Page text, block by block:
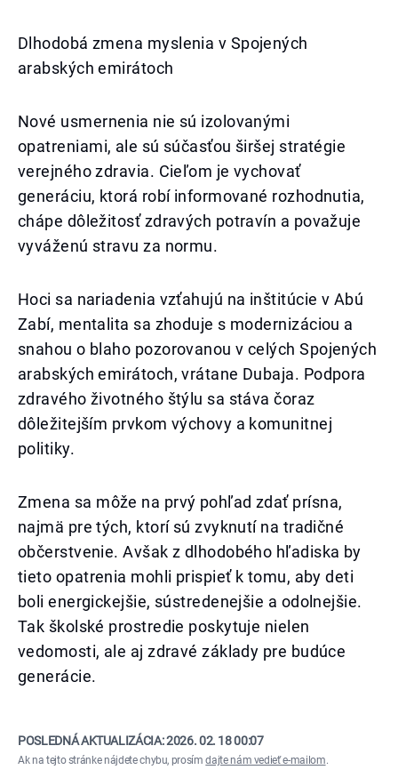
Dlhodobá zmena myslenia v Spojených
arabských emirátoch
Nové usmernenia nie sú izolovanými
opatreniami, ale sú súčasťou širšej stratégie
verejného zdravia. Cieľom je vychovať
generáciu, ktorá robí informované rozhodnutia,
chápe dôležitosť zdravých potravín a považuje
vyváženú stravu za normu.
Hoci sa nariadenia vzťahujú na inštitúcie v Abú
Zabí, mentalita sa zhoduje s modernizáciou a
snahou o blaho pozorovanou v celých Spojených
arabských emirátoch, vrátane Dubaja. Podpora
zdravého životného štýlu sa stáva čoraz
dôležitejším prvkom výchovy a komunitnej
politiky.
Zmena sa môže na prvý pohľad zdať prísna,
najmä pre tých, ktorí sú zvyknutí na tradičné
občerstvenie. Avšak z dlhodobého hľadiska by
tieto opatrenia mohli prispieť k tomu, aby deti
boli energickejšie, sústredenejšie a odolnejšie.
Tak školské prostredie poskytuje nielen
vedomosti, ale aj zdravé základy pre budúce
generácie.
POSLEDNÁ AKTUALIZÁCIA:2026. 02. 18 00:07
Ak na tejto stránke nájdete chybu, prosímdajte nám vedieť e-mailom.